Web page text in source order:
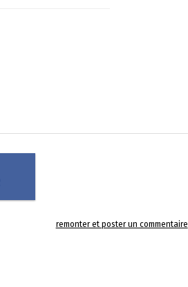
remonter et poster un commentaire